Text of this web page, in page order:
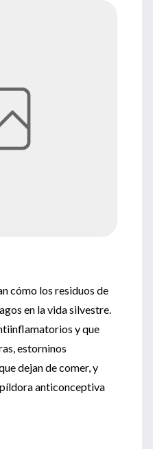
cómo los residuos de
en la vida silvestre.
y que
estorninos
dejan de comer, y
anticonceptiva